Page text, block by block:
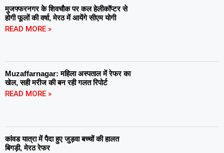
मुजफ्फरनगर के शिवचौक पर कल हेलीकॉप्टर से
होगी फूलों की वर्षा, मेरठ में आयेंगे सीएम योगी
READ MORE »
Muzaffarnagar: महिला अस्पताल में रेफर का
खेल, सही मरीज की बन रही गलत रिपोर्ट
READ MORE »
कांवड यात्रा में पैदा हुए जुड़वा बच्चों की हालत
बिगड़ी, मेरठ रेफर